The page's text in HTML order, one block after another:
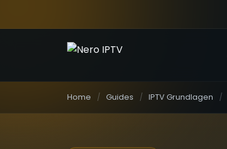
Home Guides IPTV Grundlagen